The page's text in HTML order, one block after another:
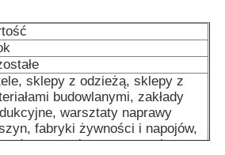
worków sieciowych
worków siatkowych
pakująca
sklepy z odzieżą, sklepy z
budowlanymi, zakłady
warsztaty naprawy
fabryki żywności i napojów,
rolne, restauracje,